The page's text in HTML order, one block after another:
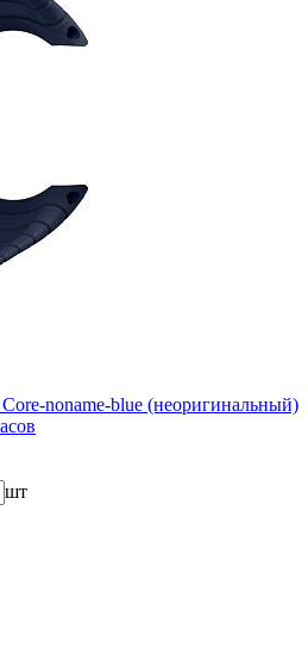
noname-blue (неоригинальный)
шт